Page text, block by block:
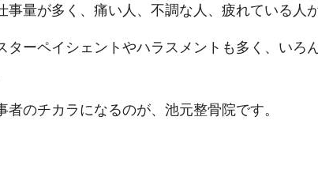
事量が多く、痛い人、不調な人、疲れている人が
ターペイシェントやハラスメントも多く、いろ
者のチカラになるのが、池元整骨院です。